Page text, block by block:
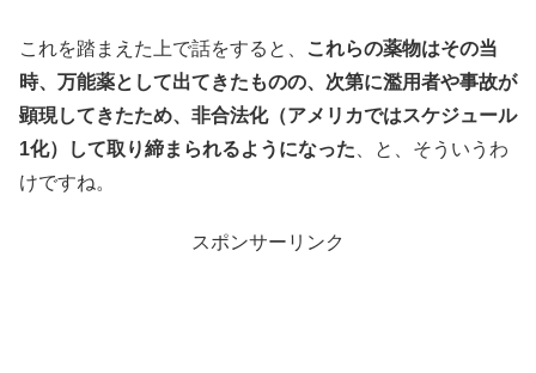
これを踏まえた上で話をすると、
これらの薬物はその当
時、万能薬として出てきたものの、次第に濫用者や事故が
顕現してきたため、非合法化（アメリカではスケジュール
1化）して取り締まられるようになった 、と、そういうわ
けですね。
スポンサーリンク